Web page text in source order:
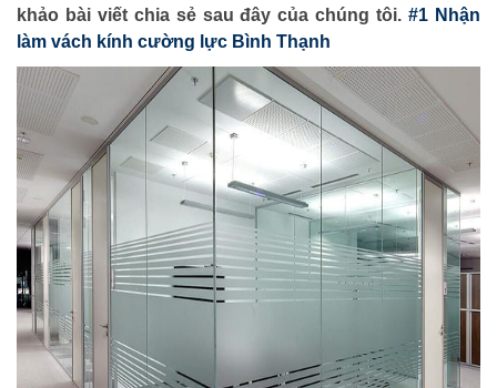
khảo bài viết chia sẻ sau đây của chúng tôi.#1 Nhận
làm vách kính cường lực Bình Thạnh